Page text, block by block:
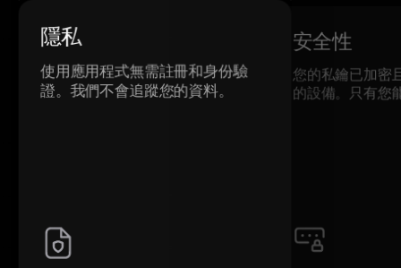
隱私
使用應用程式無需註冊和身份驗
證。我們不會追蹤您的資料。
安全性
您的私鑰已加密
的設備。只有您